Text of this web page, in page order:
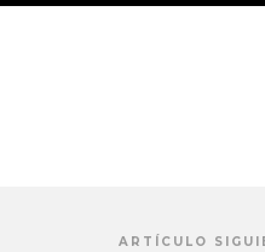
ARTÍCULO